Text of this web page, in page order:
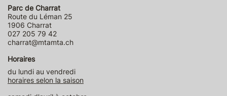
Parc de Charrat
Route du Léman 25
1906 Charrat
027 205 79 42
charrat@mtamta.ch
Horaires
du lundi au vendredi
horaires selon la saison